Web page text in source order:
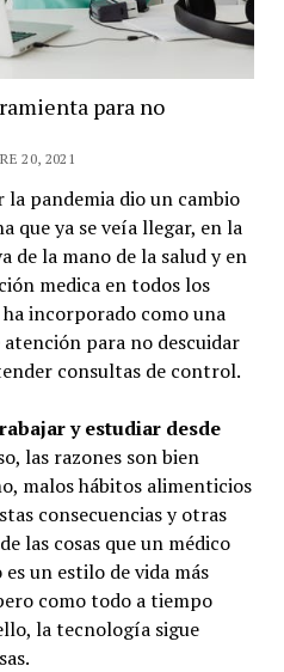
para no
20, 2021
pandemia dio un cambio
que ya se veía llegar, en la
de la mano de la salud y en
medica en todos los
incorporado como una
para no descuidar
consultas de control.
y estudiar desde
las razones son bien
malos hábitos alimenticios
consecuencias y otras
las cosas que un médico
un estilo de vida más
como todo a tiempo
la tecnología sigue